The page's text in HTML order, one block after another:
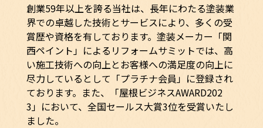
創業59年以上を誇る当社は、長年にわたる塗装業
界での卓越した技術とサービスにより、多くの受
賞歴や資格を有しております。塗装メーカー「関
西ペイント」によるリフォームサミットでは、高
い施工技術への向上とお客様への満足度の向上に
尽力しているとして「プラチナ会員」に登録され
ております。また、「屋根ビジネスAWARD202
3」において、全国セールス大賞3位を受賞いたし
ました。